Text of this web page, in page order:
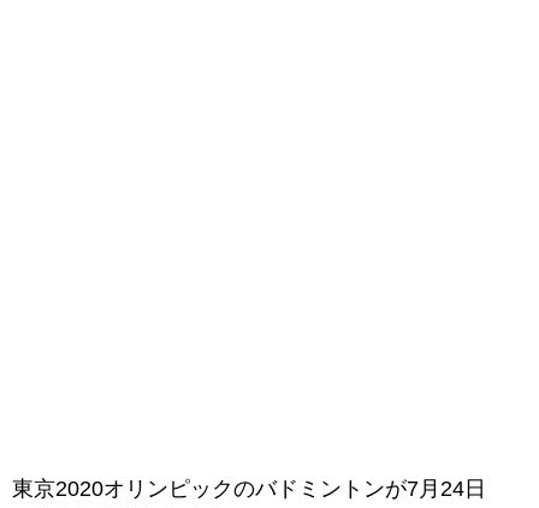
東京2020オリンピックのバドミントンが7月24日